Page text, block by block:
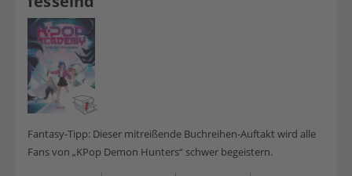
Fantasy-Tipp: Dieser mitreißende Buchreihen-Auftakt wird alle
Fans von „KPop Demon Hunters“ schwer begeistern.